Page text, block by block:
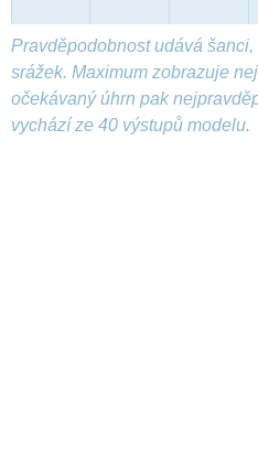
Pravděpodobnost udává
srážek. Maximum zobrazuje
očekávaný úhrn pak
vychází ze 40 výstupů modelu.